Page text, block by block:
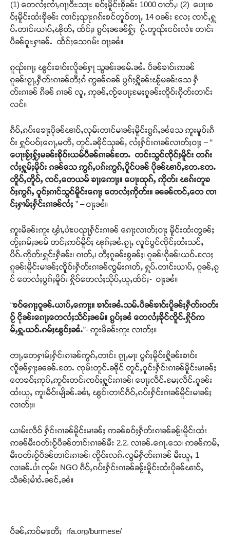
(1) တေလႆႈၸၢႆႇၵႃႈဝီႊသႃႊ ၶဝ်ႈမိူင်းၶိုၼ်း 1000 ဝၢတ်ႇ၊ (2) ပေႃးၶ
ဝ်ႈမိူင်းထႆးၶိုၼ်း ၸၢင်ႈၺႃးၵၵ်းၶင်တူဝ်တႃႇ 14 ဝၼ်း လႄႈ ၸၢင်ႇႁူ
ပ်ႉတၢင်းယၢပ်ႇၽိုတ်ႇ ထႅင်ႈ၊ ၵွပ်ႈၼၼ်ႁႂ်ႈ ပႂ်ႉတူၺ်းငဝ်းလၢႆး တၢင်း
ပဵၼ်ဝူႊႁၢၼ်ႉ ထႅင်ႈသေၵမ်း ဝႃႈၼႆ။
ၵူၺ်းၵႃႈ ၽွင်းၶၢဝ်းလိူၼ်ႁႃ သွၼ်းၼမ်ႉၼႆႉ ပဵၼ်ၶၢဝ်းဢၼ်
ၵူၼ်းၵႂႃႇႁဵတ်းၵၢၼ်တီႈၵႆ ဢွၼ်ၵၼ် ပွၵ်ႈႁိူၼ်းၽႂ်မၼ်းသေ ႁဵ
တ်းၵၢၼ် ၵိၼ် ၵၢၼ် လူႇ ဢုၼ်ႇၸႂ်ပေႃႈမႄႈၵူၼ်းၸိူဝ်းၵိုတ်းတၢင်း
လင်။
ၵဵဝ်ႇၵပ်းၶေႃႈပိုၼ်ၽၢဝ်ႇလုမ်းတၢင်မၢၼ်ႈမိူင်းၵွၵ်ႇၼႆသေ ဢူးမူဝ်းၵဵ
ဝ်း ႁူဝ်ပဝ်ႈၵေႃႇမတီႇ တူင်ႉၼိုင်သုၼ်ႇ လႆႈႁႅင်းၵၢၼ်လၢတ်ႈဝႃႈ – “
ပေႃးၶႂ်ႈႁႂ်ႈမၼ်းၶိုဝ်းယမ်ပဵၼ်ၵၢၼ်တႄႉ တင်းသွင်ၸိုင်ႈမိူင်း တၵ်း
လႆႈႁူမ်ႈမိုဝ်း ၵၼ်သေ ဢွၵ်ႇပၵ်းဢွၵ်ႇပိူင်ပၼ် ပိုၼ်ၽၢဝ်ႇတႄႉတႄႉ
တိူဝ်ႇတိူဝ်ႇ ၸင်ႇတေယမ် ၶႃႈဢေႃႈ။ ပေႃးထုၵ်ႇ ဢိုတ်း ၽၵ်းတူၶ
ဝ်ႈဢွၵ်ႇ ဝူင်ႈၵၢင်သွင်မိူင်းၵေႃႈ တေလႆႈဢိုတ်း။ ၼၼ်ၸင်ႇတေ ၸၢ
င်ႈႁၢမ်ႈႁႅင်းၵၢၼ်လႆႈ ” – ဝႃႈၼႆ။
ဢူးမိၼ်းဢူး ၾၢႆႇပၢႆးပၺႃႁႅင်းၵၢၼ် ၵေႃႈလၢတ်ႈဝႃႈ မိူင်းထႆးတွၼ်ႈ
တႂ်ႈၵမ်ႈၼမ် တင်ႈဢဝ်မိူဝ်ႈ ၽုၵ်ႈၼႆႉၵႂႃႇ လူင်ပွင်ၸိုင်ႈထႆးသင်ႇ
ပိၵ်ႉဢိုတ်းႁူင်းႁဵၼ်း၊ ၵၢတ်ႇ၊ တီႈၵူၼ်းၶွၼ်ႈ၊ ၵူၼ်းၵိုၼ်းယဝ်ႉလႄႈ
ၵူၼ်းမိူင်းမၢၼ်ႈၸိူဝ်းႁဵတ်းၵၢၼ်ၸွမ်းၵၢတ်ႇ ႁူပ်ႉတၢင်းယၢပ်ႇ ဝူၼ်ႇၵႂ
င် တေလႆႈပွၵ်ႈမိူဝ်း ႁိုဝ်တေလႆႈသိုပ်ႇယူႇထႅင်ႈ- ဝႃႈၼႆ။
“ၶဝ်ၵေႃႈဝူၼ်ႉယၢပ်ႇဢေႃႈ။ ၶၢဝ်းၼႆႉသမ်ႉပဵၼ်ၶၢဝ်းပိူၼ်ႈႁဵတ်းဝတ်း
ဝႂ် ငိုၼ်းၵေႃႈတေလႆႈသဵင်ႈၼမ်။ ၵွပ်ႈၼႆ တေလႆႈၶိုင်ၸိူင်ႉႁိုဝ်ဢ
မ်ႇႁူႉယဝ်ႉၵမ်ႈၽွင်ႈၼႆႉ”- ဢူးမိၼ်းဢူး လၢတ်ႈ။
တႃႇတေႁၢမ်ႈႁႅင်းၵၢၼ်ဢွၵ်ႇတၢင်း ၵႂႃႇမႃး ပွၵ်ႈမိူဝ်းႁိူၼ်းၶၢဝ်း
လိူၼ်ႁႃႈၼၼ်ႉတႄႉ ၸုမ်းတူင်ႉၼိုင် တူင်ႇဝူင်းႁႅင်းၵၢၼ်မိူင်းမၢၼ်ႈ
တေၶဝ်ႈဢုပ်ႇဢူဝ်းတင်းၸဝ်ႈႁူင်းၵၢၼ်၊ ပေႃႈလဵင်ႉမႄႈလဵင်ႉၵူၼ်း
ထႆးယူႇ ဢူးမဵဝ်းမျိၼ်ႉၼၢႆႇ ၽွင်းတၢင်ၵဵဝ်ႇၵပ်းႁႅင်းၵၢၼ်မိူင်းမၢၼ်ႈ
လၢတ်ႈ။
ယၢမ်းလဵဝ် ႁႅင်းၵၢၼ်မိူင်းမၢၼ်ႈ ဢၼ်ၶဝ်ႈႁဵတ်းၵၢၼ်ၼႂ်းမိူင်းထႆး
ဢၼ်မီးဝတ်းဝႂ်ပဵၼ်တၢင်းၵၢၼ်မီး 2.2. လၢၼ်ႉၵေႃႉသေ၊ ဢၼ်ဢမ်ႇ
မီးဝတ်းဝႂ်ပဵၼ်တၢင်းၵၢၼ်၊ ၸိူဝ်းလၵ်ႉလွမ်ႁဵတ်းၵၢၼ် မီးယူႇ 1
လၢၼ်ႉပၢႆ ၸုမ်း NGO ၵဵဝ်ႇၵပ်းႁႅင်းၵၢၼ်ၼႂ်းမိူင်းထႆးပိုၼ်ၽၢဝ်ႇ
သဵၼ်ႈမၢႆဝႆႉၼင်ႇၼႆ။
ပဵၼ်ႇဢဝ်မႃးတီႈ rfa.org/burmese/